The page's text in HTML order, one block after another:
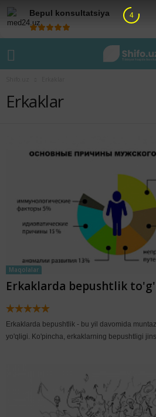
Bepul konsultatsiya
Erkaklar
Maqolalar
Erkaklarda bepushtlik
Erkaklarda bepushtlik - bu yil davomida
yo'qligi. Ko'pincha, erkaklarning bepushtligi
3